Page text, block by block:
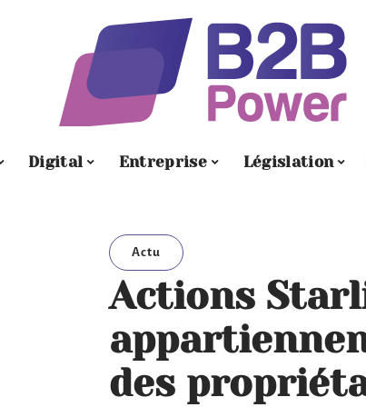
Digital Entreprise Législation
Actu
Actions
des